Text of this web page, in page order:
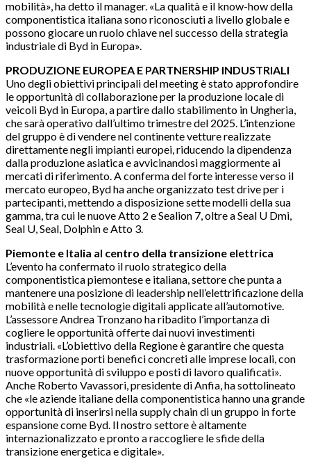
mobilità», ha detto il manager. «La qualità e il know-how della
componentistica italiana sono riconosciuti a livello globale e
possono giocare un ruolo chiave nel successo della strategia
industriale di Byd in Europa».
PRODUZIONE EUROPEA E PARTNERSHIP INDUSTRIALI
Uno degli obiettivi principali del meeting è stato approfondire
le opportunità di collaborazione per la produzione locale di
veicoli Byd in Europa, a partire dallo stabilimento in Ungheria,
che sarà operativo dall’ultimo trimestre del 2025. L’intenzione
del gruppo è di vendere nel continente vetture realizzate
direttamente negli impianti europei, riducendo la dipendenza
dalla produzione asiatica e avvicinandosi maggiormente ai
mercati di riferimento. A conferma del forte interesse verso il
mercato europeo, Byd ha anche organizzato test drive per i
partecipanti, mettendo a disposizione sette modelli della sua
gamma, tra cui le nuove Atto 2 e Sealion 7, oltre a Seal U Dmi,
Seal U, Seal, Dolphin e Atto 3.
Piemonte e Italia al centro della transizione elettrica
L’evento ha confermato il ruolo strategico della
componentistica piemontese e italiana, settore che punta a
mantenere una posizione di leadership nell’elettrificazione della
mobilità e nelle tecnologie digitali applicate all’automotive.
L’assessore Andrea Tronzano ha ribadito l’importanza di
cogliere le opportunità offerte dai nuovi investimenti
industriali. «L’obiettivo della Regione è garantire che questa
trasformazione porti benefici concreti alle imprese locali, con
nuove opportunità di sviluppo e posti di lavoro qualificati».
Anche Roberto Vavassori, presidente di Anfia, ha sottolineato
che «le aziende italiane della componentistica hanno una grande
opportunità di inserirsi nella supply chain di un gruppo in forte
espansione come Byd. Il nostro settore è altamente
internazionalizzato e pronto a raccogliere le sfide della
transizione energetica e digitale».